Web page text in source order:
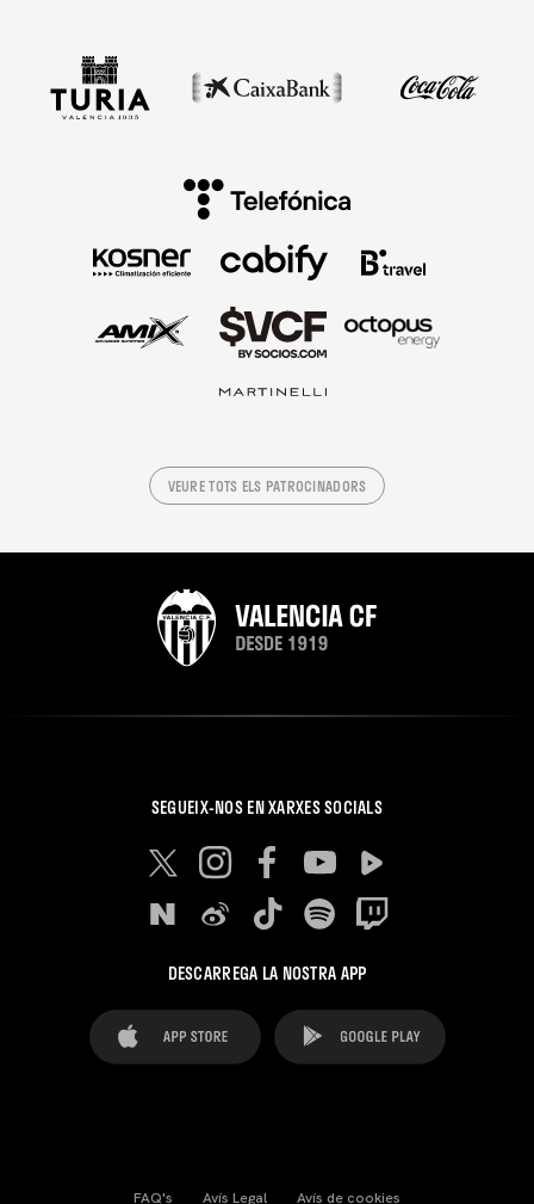
VEURE TOTS ELS PATROCINADORS
SEGUEIX-NOS EN XARXES SOCIALS
DESCARREGA LA NOSTRA APP
FAQ's Avís Legal Avís de cookies